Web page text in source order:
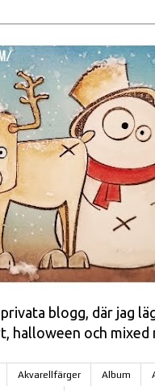
blogg, där jag
halloween och
Akvarellfärger Album